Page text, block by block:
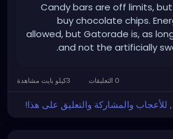
Candy bars are off limits,
buy chocolate chips.
allowed, but Gatorade is, as
and not the artificially
للأعجاب والمشاركة والتعليق على هذا!